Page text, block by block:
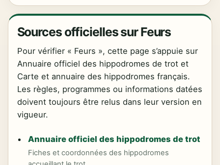
Sources officielles sur Feurs
Pour vérifier « Feurs », cette page s’appuie sur
Annuaire officiel des hippodromes de trot et
Carte et annuaire des hippodromes français.
Les règles, programmes ou informations datées
doivent toujours être relus dans leur version en
vigueur.
Annuaire officiel des hippodromes de trot
Fiches et coordonnées des hippodromes